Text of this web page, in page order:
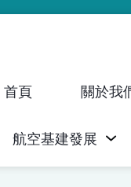
首頁 關於我
航空基建發展